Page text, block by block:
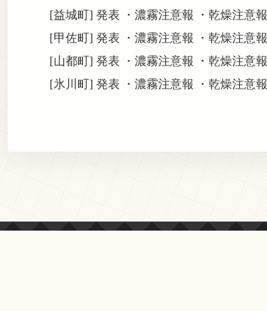
[益城町] 発表 ・濃霧注意報 ・乾燥注意報
[甲佐町] 発表 ・濃霧注意報 ・乾燥注意報
[山都町] 発表 ・濃霧注意報 ・乾燥注意報
[氷川町] 発表 ・濃霧注意報 ・乾燥注意報